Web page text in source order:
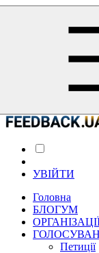
УВІЙТИ
Головна
БЛОГУМ
Петиції